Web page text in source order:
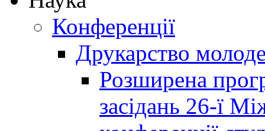
Конференції
Друкарство
Розширена
засідань 26-ї